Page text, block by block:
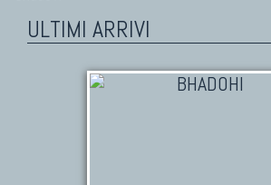
ULTIMI ARRIVI